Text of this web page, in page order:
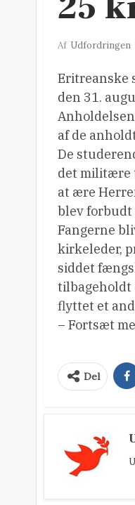
Af Udfordringen
Eritreanske
den 31.
af de
De
det militære
at ære
blev forbudt
Fangerne
kirkeleder,
siddet
tilbageholdt
flyttet et
– Fortsæt
Del